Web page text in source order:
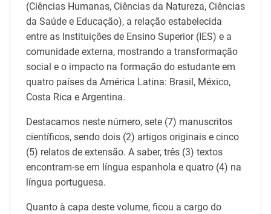
(Ciências Humanas, Ciências da Natureza, Ciências
da Saúde e Educação), a relação estabelecida
entre as Instituições de Ensino Superior (IES) e a
comunidade externa, mostrando a transformação
social e o impacto na formação do estudante em
quatro países da América Latina: Brasil, México,
Costa Rica e Argentina.
Destacamos neste número, sete (7) manuscritos
científicos, sendo dois (2) artigos originais e cinco
(5) relatos de extensão. A saber, três (3) textos
encontram-se em língua espanhola e quatro (4) na
língua portuguesa.
Quanto à capa deste volume, ficou a cargo do